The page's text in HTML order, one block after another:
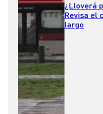
¿Lloverá
Revisa el
largo